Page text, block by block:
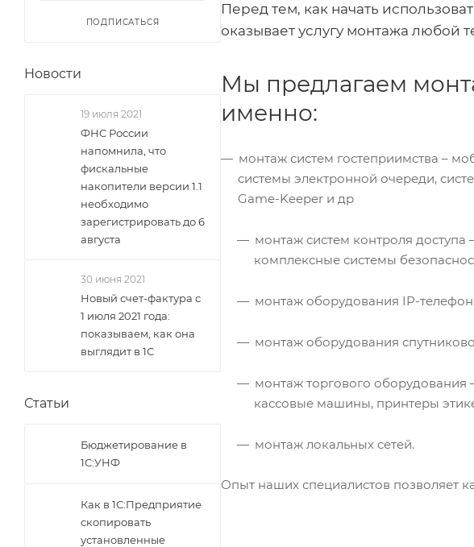
Перед тем, как начать
оказывает услугу монтажа любой
Мы предлагаем
именно:
монтаж систем гостеприимства –
системы электронной очереди,
Game-Keeper и др
монтаж систем контроля
комплексные системы
монтаж оборудования IP-
монтаж оборудования
монтаж торгового оборудования
кассовые машины, принтеры
монтаж локальных сетей.
Опыт наших специалистов позволяет
ПОДПИСАТЬСЯ
Новости
19 июля 2021
ФНС России
напомнила, что
фискальные
накопители версии 1.1
необходимо
зарегистрировать до 6
августа
30 июня 2021
Новый счет-фактура с
1 июля 2021 года:
показываем, как она
выглядит в 1С
Статьи
Бюджетирование в
1С:УНФ
Как в 1С:Предприятие
скопировать
установленные